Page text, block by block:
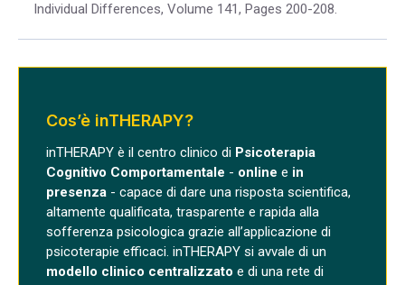
Individual Differences, Volume 141, Pages 200-208.
Cos’è inTHERAPY?
inTHERAPY è il centro clinico di Psicoterapia
Cognitivo Comportamentale - online e in
presenza - capace di dare una risposta scientifica,
altamente qualificata, trasparente e rapida alla
sofferenza psicologica grazie all’applicazione di
psicoterapie efficaci. inTHERAPY si avvale di un
modello clinico centralizzato e di una rete di